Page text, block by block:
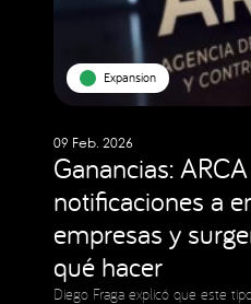
Expansion
09 Feb. 2026
Ganancias:
notificaciones a
empresas y
qué hacer
Diego Fraga explicó que este